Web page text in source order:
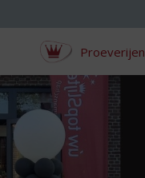
Proeverijen